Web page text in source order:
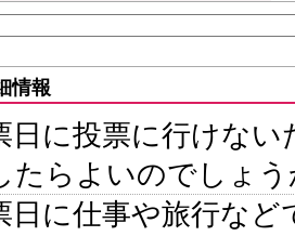
情報
日に投票に行けな
たらよいのでしょう
日に仕事や旅行など